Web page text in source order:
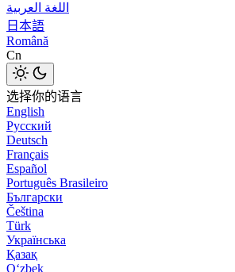
اللغة العربية
日本語
Română
Cn
选择你的语言
English
Русский
Deutsch
Français
Español
Português Brasileiro
Български
Čeština
Türk
Українська
Қазақ
Оʻzbek